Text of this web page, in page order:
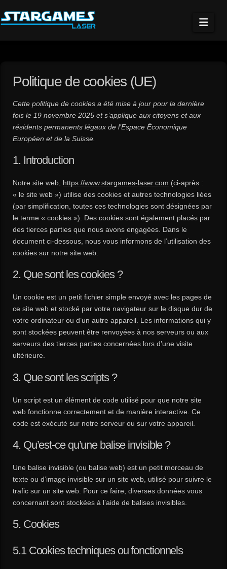
Politique de cookies (UE)
Cette politique de cookies a été mise à jour pour la dernière
fois le 19 novembre 2025 et s’applique aux citoyens et aux
résidents permanents légaux de l’Espace Économique
Européen et de la Suisse.
1. Introduction
Notre site web, https://www.stargames-laser.com (ci-après :
« le site web ») utilise des cookies et autres technologies liées
(par simplification, toutes ces technologies sont désignées par
le terme « cookies »). Des cookies sont également placés par
des tierces parties que nous avons engagées. Dans le
document ci-dessous, nous vous informons de l’utilisation des
cookies sur notre site web.
2. Que sont les cookies ?
Un cookie est un petit fichier simple envoyé avec les pages de
ce site web et stocké par votre navigateur sur le disque dur de
votre ordinateur ou d’un autre appareil. Les informations qui y
sont stockées peuvent être renvoyées à nos serveurs ou aux
serveurs des tierces parties concernées lors d’une visite
ultérieure.
3. Que sont les scripts ?
Un script est un élément de code utilisé pour que notre site
web fonctionne correctement et de manière interactive. Ce
code est exécuté sur notre serveur ou sur votre appareil.
4. Qu’est-ce qu’une balise invisible ?
Une balise invisible (ou balise web) est un petit morceau de
texte ou d’image invisible sur un site web, utilisé pour suivre le
trafic sur un site web. Pour ce faire, diverses données vous
concernant sont stockées à l’aide de balises invisibles.
5. Cookies
5.1 Cookies techniques ou fonctionnels